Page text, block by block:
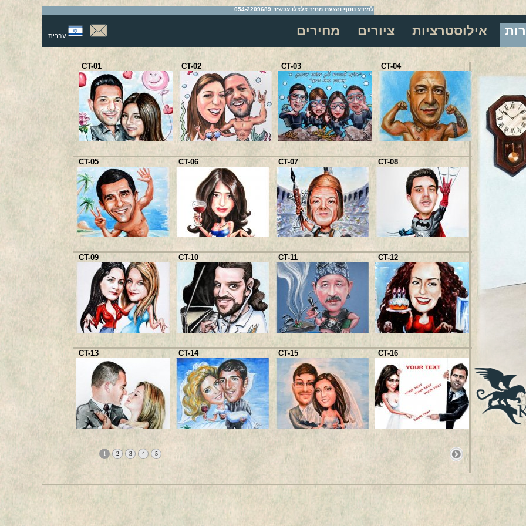
למידע נוסף והצעת מחיר צלצלו עכשיו: 054-2209689
אילוסטרציות ציורים מחירים עברית
CT-01 CT-02 CT-03 CT-04
CT-05 CT-06 CT-07 CT-08
CT-09 CT-10 CT-11 CT-12
CT-13 CT-14 CT-15 CT-16
CT-17
CT-21